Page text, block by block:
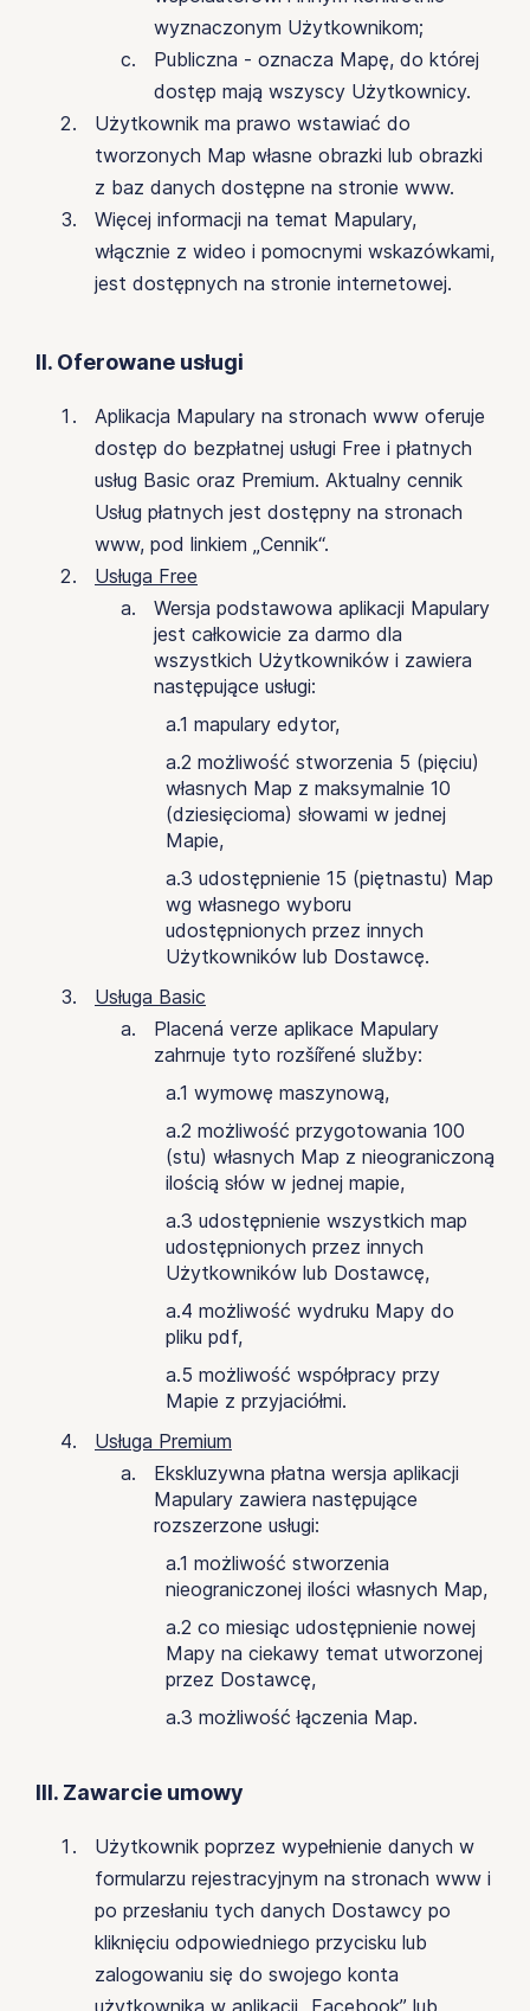
wyznaczonym Użytkownikom;
Publiczna - oznacza Mapę, do której
dostęp mają wszyscy Użytkownicy.
Użytkownik ma prawo wstawiać do
tworzonych Map własne obrazki lub obrazki
z baz danych dostępne na stronie www.
Więcej informacji na temat Mapulary,
włącznie z wideo i pomocnymi wskazówkami,
jest dostępnych na stronie internetowej.
II. Oferowane usługi
Aplikacja Mapulary na stronach www oferuje
dostęp do bezpłatnej usługi Free i płatnych
usług Basic oraz Premium. Aktualny cennik
Usług płatnych jest dostępny na stronach
www, pod linkiem „Cennik“.
Usługa Free
Wersja podstawowa aplikacji Mapulary
jest całkowicie za darmo dla
wszystkich Użytkowników i zawiera
następujące usługi:
a.1 mapulary edytor,
a.2 możliwość stworzenia 5 (pięciu)
własnych Map z maksymalnie 10
(dziesięcioma) słowami w jednej
Mapie,
a.3 udostępnienie 15 (piętnastu) Map
wg własnego wyboru
udostępnionych przez innych
Użytkowników lub Dostawcę.
Usługa Basic
Placená verze aplikace Mapulary
zahrnuje tyto rozšířené služby:
a.1 wymowę maszynową,
a.2 możliwość przygotowania 100
(stu) własnych Map z nieograniczoną
ilością słów w jednej mapie,
a.3 udostępnienie wszystkich map
udostępnionych przez innych
Użytkowników lub Dostawcę,
a.4 możliwość wydruku Mapy do
pliku pdf,
a.5 możliwość współpracy przy
Mapie z przyjaciółmi.
Usługa Premium
Ekskluzywna płatna wersja aplikacji
Mapulary zawiera następujące
rozszerzone usługi:
a.1 możliwość stworzenia
nieograniczonej ilości własnych Map,
a.2 co miesiąc udostępnienie nowej
Mapy na ciekawy temat utworzonej
przez Dostawcę,
a.3 możliwość łączenia Map.
III. Zawarcie umowy
Użytkownik poprzez wypełnienie danych w
formularzu rejestracyjnym na stronach www i
po przesłaniu tych danych Dostawcy po
kliknięciu odpowiedniego przycisku lub
zalogowaniu się do swojego konta
użytkownika w aplikacji „Facebook” lub